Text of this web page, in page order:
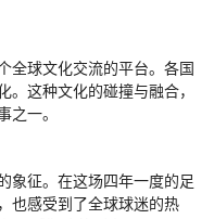
全球文化交流的平台。各国
这种文化的碰撞与融合，
之一。
象征。在这场四年一度的足
也感受到了全球球迷的热